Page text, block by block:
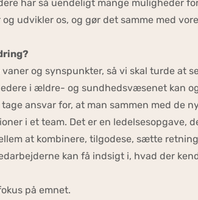
har så uendeligt mange muligheder
udvikler os, og gør det samme med
og synspunkter, så vi skal turde
i ældre- og sundhedsvæsenet kan
ansvar for, at man sammen med de
i et team. Det er en
at kombinere, tilgodese, sætte
kan få indsigt i, hvad der
på emnet.